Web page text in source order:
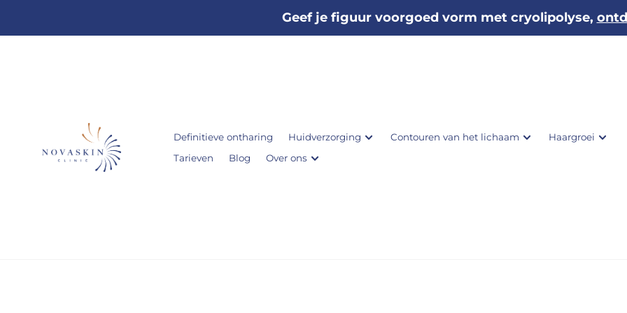
Geef je figuur voorgoed vorm met cryolipolyse,
Definitieve ontharing Huidverzorging Contouren van het lichaam
Haargroei
Tarieven
Blog Over ons